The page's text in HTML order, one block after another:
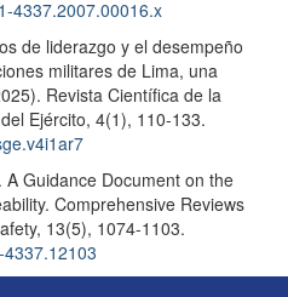
4337.2007.00016.x
de liderazgo y el desempeño
militares de Lima, una
Revista Científica de la
Ejército, 4(1), 110-133.
Guidance Document on the
Comprehensive Reviews
13(5), 1074-1103.